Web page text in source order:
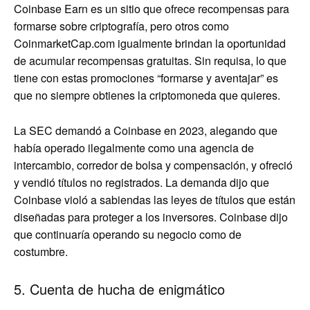
Coinbase Earn es un sitio que ofrece recompensas para
formarse sobre criptografía, pero otros como
CoinmarketCap.com igualmente brindan la oportunidad
de acumular recompensas gratuitas. Sin requisa, lo que
tiene con estas promociones “formarse y aventajar” es
que no siempre obtienes la criptomoneda que quieres.
La SEC demandó a Coinbase en 2023, alegando que
había operado ilegalmente como una agencia de
intercambio, corredor de bolsa y compensación, y ofreció
y vendió títulos no registrados. La demanda dijo que
Coinbase violó a sabiendas las leyes de títulos que están
diseñadas para proteger a los inversores. Coinbase dijo
que continuaría operando su negocio como de
costumbre.
5. Cuenta de hucha de enigmático